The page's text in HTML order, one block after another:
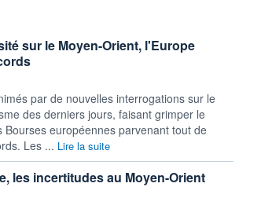
sur le Moyen-Orient, l'Europe
par de nouvelles interrogations sur le
des derniers jours, faisant grimper le
européennes parvenant tout de
Les ... Lire la suite
les incertitudes au Moyen-Orient